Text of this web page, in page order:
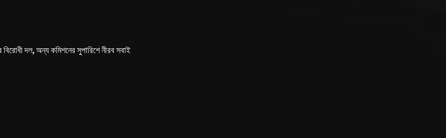
দল, অন্য কমিশনের সুপারিশে নীরব সবাই